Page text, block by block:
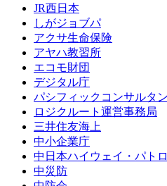
JR西日本
しがジョブパ
アクサ生命保険
アヤハ教習所
エコモ財団
デジタル庁
パシフィックコンサルタン
ロジクルート運営事務局
三井住友海上
中小企業庁
中日本ハイウェイ・パト
中災防